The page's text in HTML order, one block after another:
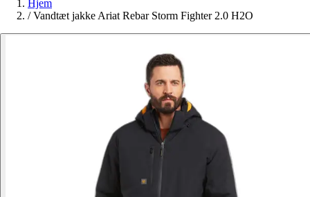
Hjem
/ Vandtæt jakke Ariat Rebar Storm Fighter 2.0 H2O